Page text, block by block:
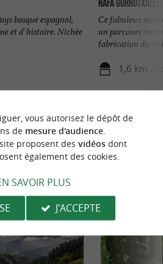
basque espagnol,
et d' histoire. Nichée
RAFA
Ce fabuleux
un parcours
fabrication du
1,6 km -
TESTÉPOUR VOUS
vous autorisez le dépôt de
de mesure d'audience.
proposent des vidéosdont
également des cookies.
SAVOIR PLUS
J'ACCEPTE